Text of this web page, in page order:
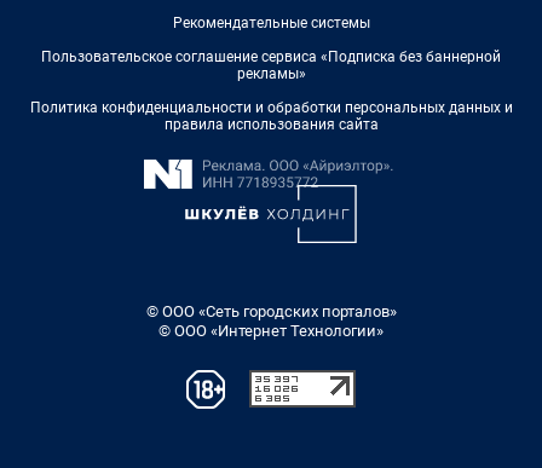
Рекомендательные системы
Пользовательское соглашение сервиса «Подписка без баннерной
рекламы»
Политика конфиденциальности и обработки персональных данных и
правила использования сайта
© ООО «Сеть городских порталов»
© ООО «Интернет Технологии»